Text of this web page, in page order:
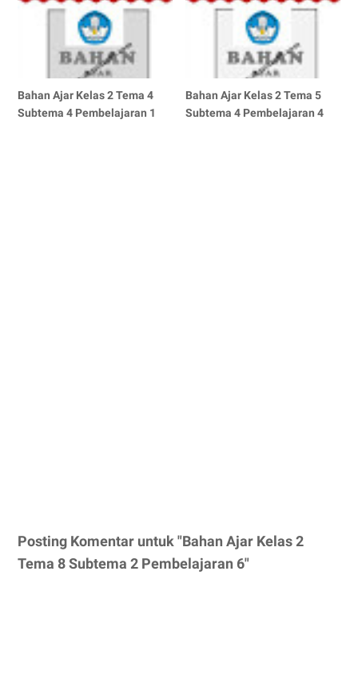
Bahan Ajar Kelas 2 Tema 4
Subtema 4 Pembelajaran 1
Bahan Ajar Kelas 2 Tema 5
Subtema 4 Pembelajaran 4
Posting Komentar untuk "Bahan Ajar Kelas 2
Tema 8 Subtema 2 Pembelajaran 6"